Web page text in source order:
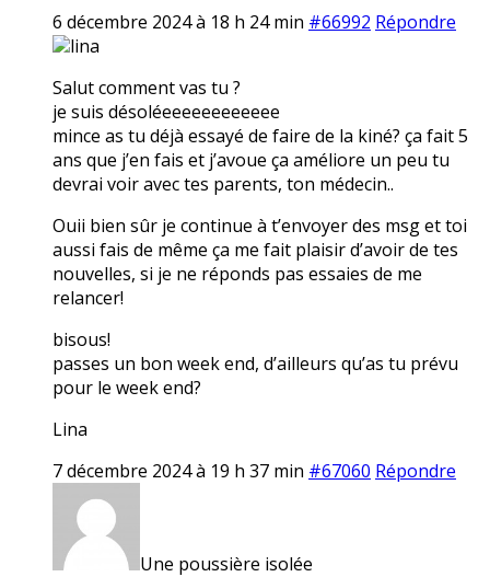
6 décembre 2024 à 18 h 24 min #66992 Répondre
lina
Salut comment vas tu ?
je suis désoléeeeeeeeeeeee
mince as tu déjà essayé de faire de la kiné? ça fait 5
ans que j’en fais et j’avoue ça améliore un peu tu
devrai voir avec tes parents, ton médecin..
Ouii bien sûr je continue à t’envoyer des msg et toi
aussi fais de même ça me fait plaisir d’avoir de tes
nouvelles, si je ne réponds pas essaies de me
relancer!
bisous!
passes un bon week end, d’ailleurs qu’as tu prévu
pour le week end?
Lina
7 décembre 2024 à 19 h 37 min #67060 Répondre
Une poussière isolée